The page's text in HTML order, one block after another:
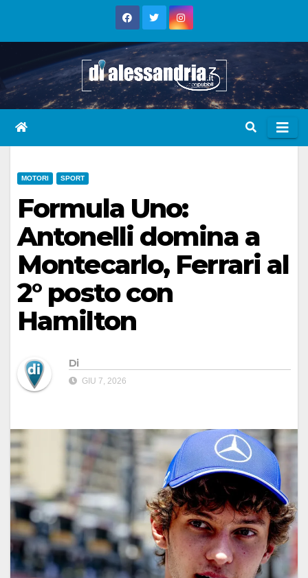
MOTORI SPORT
Formula Uno:
Antonelli domina a
Montecarlo, Ferrari al
2° posto con
Hamilton
Di
GIU 7, 2026